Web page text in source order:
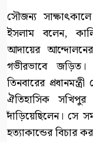
সৌজন্য
ইসলাম বলেন,
আদায়ের
গভীরভাবে জড়িত।
তিনবারের
ঐতিহাসিক
দাঁড়িয়েছিলেন। সে
হত্যাকান্ডের বিচার